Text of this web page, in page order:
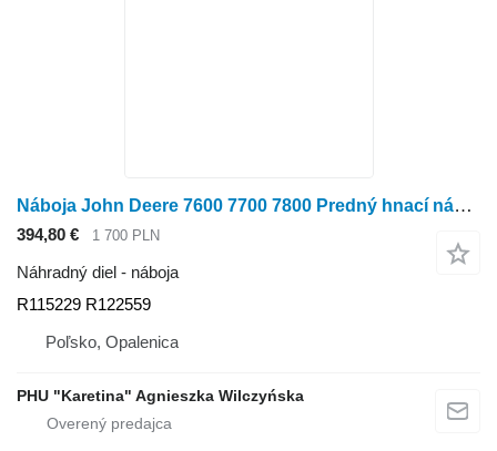
Náboja John Deere 7600 7700 7800 Predný hnací náboj R115229 R122559 na kolesového traktora John Deere 7600 7700 7800
394,80 € 1 700 PLN
Náhradný diel - náboja
R115229 R122559
Poľsko, Opalenica
PHU "Karetina" Agnieszka Wilczyńska